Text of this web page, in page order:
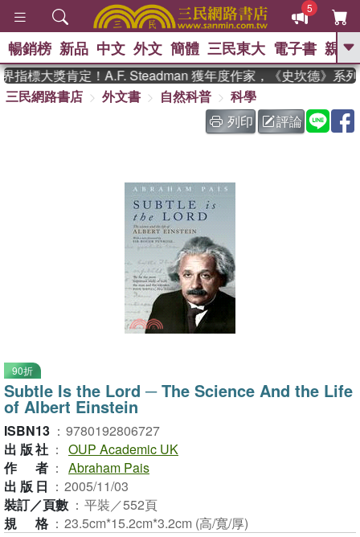
5
GO
熱搜： 東野圭吾 、
、 如果歷史是一群喵 、 暑期
國際布克獎 臺灣漫遊錄 、 方
暢銷榜 新品 中文 外文 簡體 三民東大 電子書 親子
標大獎肯定！A.F. Steadman 獲年度作家，《史坎德》系列
三民網路書店
外文書 自然科普
科學
列印
評論
90折
Subtle Is the Lord ─ The Science And the Life
of Albert Einstein
ISBN13 ： 9780192806727
出版社 ： OUP Academic UK
作者 ： Abraham Pais
出版日 ： 2005/11/03
裝訂／頁數 ： 平裝／552頁
規格 ： 23.5cm*15.2cm*3.2cm (高/寬/厚)